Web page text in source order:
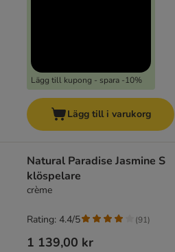
Lägg till kupong - spara -10%
Lägg till i varukorg
Natural Paradise Jasmine S
klöspelare
crème
1 139,00 kr
Rating: 4.4/5 (91)